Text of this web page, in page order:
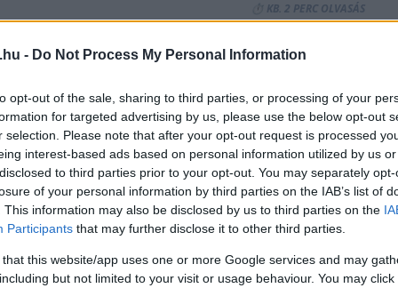
- Do Not Process My Personal Information
opt-out of the sale, sharing to third parties, or processing of your
for targeted advertising by us, please use the below opt-out
selection. Please note that after your opt-out request is processed
interest-based ads based on personal information utilized by us
to third parties prior to your opt-out. You may separately
of your personal information by third parties on the IAB’s list of
This information may also be disclosed by us to third parties on the
Participants that may further disclose it to other third parties.
that this website/app uses one or more Google services and may
but not limited to your visit or usage behaviour. You may
⏱️ KB. 2 PERC OLVASÁS
miután a résztvevőknek alig maradt
módosítanak a programon, amit az
versenyzőket, mivel a program nem sok időt
Különösen a nyitó nap volt nagyon
rendeztek, és a napot késő este fejezték
videóit is megnézve próbáltak készülni a